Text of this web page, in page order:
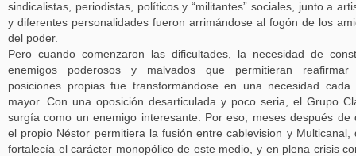
sindicalistas, periodistas, políticos y “militantes” sociales, junto a
y diferentes personalidades fueron arrimándose al fogón de los
del poder.
Pero cuando comenzaron las dificultades, la necesidad de
enemigos poderosos y malvados que permitieran reafirmar
posiciones propias fue transformándose en una necesidad cada
mayor. Con una oposición desarticulada y poco seria, el Grupo
surgía como un enemigo interesante. Por eso, meses después de
el propio Néstor permitiera la fusión entre cablevision y Multicanal,
fortalecía el carácter monopólico de este medio, y en plena crisis